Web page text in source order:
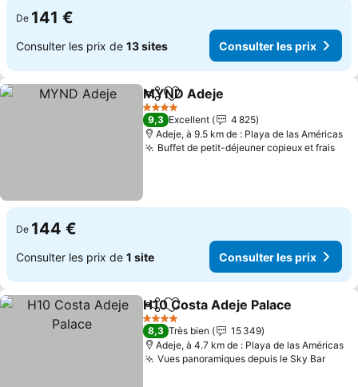
De 141 €
Consulter les prix de 13 sites Consulter les prix
PartagerAjouter à mes favoris
MYND Adeje
4 Étoiles
9,3 Excellent
4 825
Adeje, à 9.5 km de : Playa de las Américas
Buffet de petit-déjeuner copieux et frais
De 144 €
Consulter les prix de 1 site Consulter les prix
PartagerAjouter à mes favoris
H10 Costa Adeje Palace
4 Étoiles
8,3 Très bien
15 349
Adeje, à 4.7 km de : Playa de las Américas
Vues panoramiques depuis le Sky Bar